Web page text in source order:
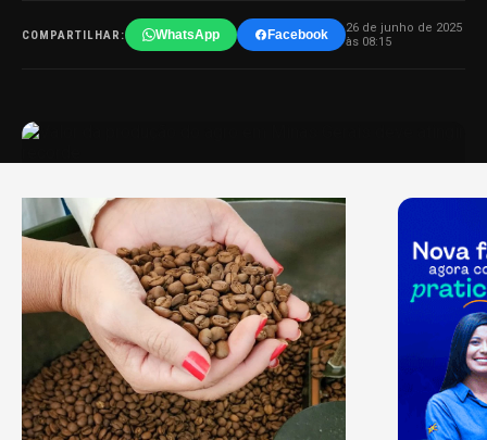
COMPARTILHAR: WhatsApp Facebook
26 de junho de 2025
às 08:15